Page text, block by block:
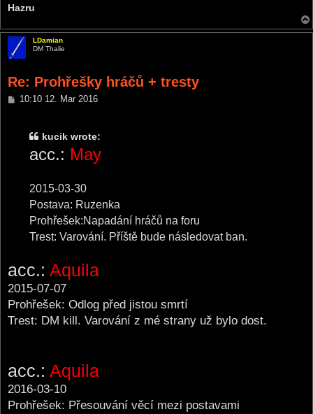
Hazru
LDamian
DM Thalie
Re: Prohřešky hráčů + tresty
P10:10 12. Mar 2016
kucik wrote:
acc.: May
2015-03-30
Postava: Ruzenka
Prohřešek:Napadání hráčů na foru
Trest: Varování. Příště bude následovat ban.
acc.: Aquila
2015-07-07
Prohřešek: Odlog před jistou smrtí
Trest: DM kill. Varování z mé strany už bylo dost.
acc.: Aquila
2016-03-10
Prohřešek: Přesouvání věcí mezi postavami